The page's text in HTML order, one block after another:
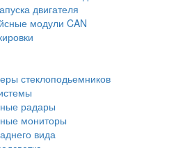
двигателя
модули CAN
стеклоподьемников
радары
мониторы
вида